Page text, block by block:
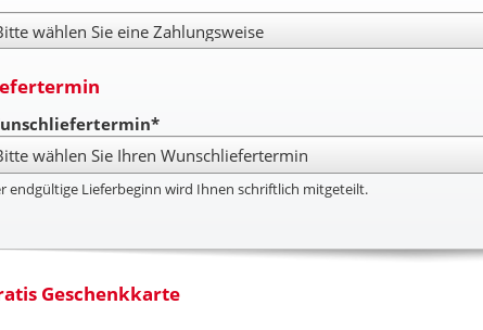
endgültige Lieferbeginn wird Ihnen schriftlich mitgeteilt.
Geschenkkarte